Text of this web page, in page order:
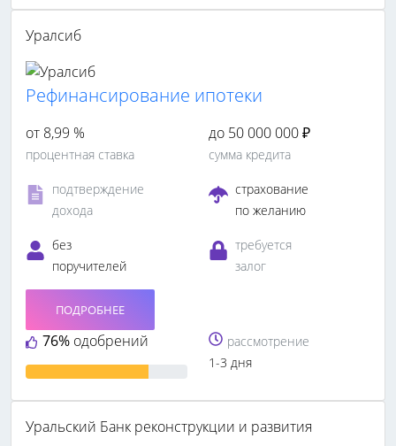
Уралсиб
Рефинансирование ипотеки
от 8,99 %
процентная ставка
до 50 000 000 ₽
сумма кредита
подтверждение
дохода
страхование
по желанию
без
поручителей
требуется
залог
76% одобрений
ПОДРОБНЕЕ
рассмотрение
1-3 дня
Уральский Банк реконструкции и развития